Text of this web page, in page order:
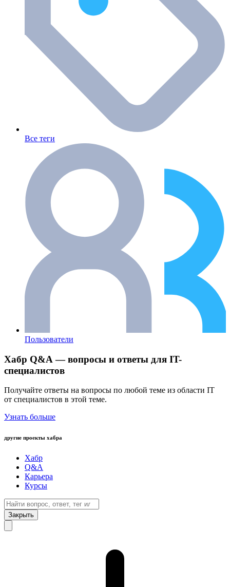
Все теги
Пользователи
Хабр Q&A — вопросы и ответы для IT-
специалистов
Получайте ответы на вопросы по любой теме из области IT
от специалистов в этой теме.
Узнать больше
другие проекты хабра
Хабр
Q&A
Карьера
Курсы
Закрыть